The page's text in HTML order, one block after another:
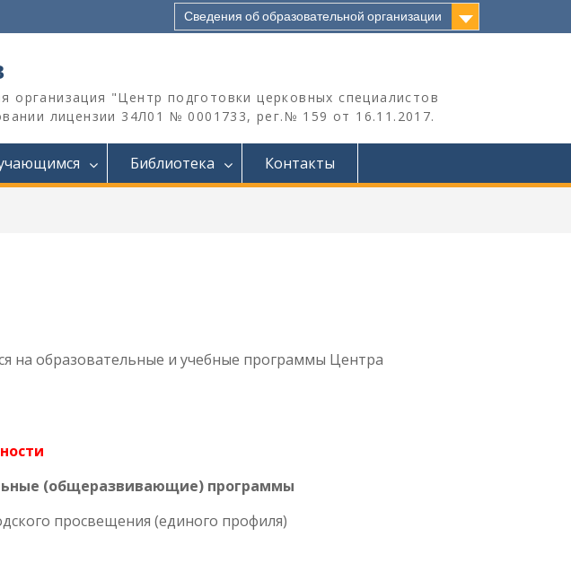
Сведения об образовательной организации
"Центр подготовки церковных специалистов
лицензии 34Л01 № 0001733, рег.№ 159 от 16.11.2017.
Библиотека Контакты
на образовательные и учебные программы Центра
(общеразвивающие) программы
просвещения (единого профиля)